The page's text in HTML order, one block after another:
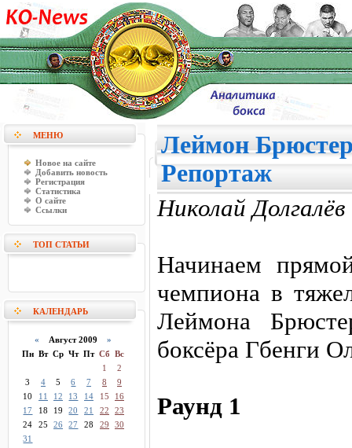
МЕНЮ
Новое на сайте
Добавить новость
Регистрация
Статистика
О сайте
Ссылки
ТОП СТАТЬИ
КАЛЕНДАРЬ
« Август 2009 »
Пн Вт Ср Чт Пт Сб Вс
1
2
3
4 5 6 7 8
9
10
11 12 13 14 15
16
17
18 19 20 21 22
23
24
25 26 27 28 29
30
31
Леймон
Репортаж
Николай Долгалёв
Начинаем
чемпиона в
Леймона
боксёра Гбенги
Раунд 1